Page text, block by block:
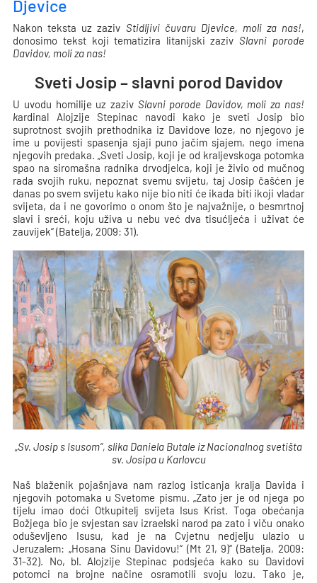
Djevice
Nakon teksta uz zaziv Stidljivi čuvaru Djevice, moli za nas!,
donosimo tekst koji tematizira litanijski zazivSlavni porode
Davidov, moli za nas!
Sveti Josip – slavni porod Davidov
U uvodu homilije uz zaziv Slavni porode Davidov, moli za nas!
kardinal Alojzije Stepinac navodi kako je sveti Josip bio
suprotnost svojih prethodnika iz Davidove loze, no njegovo je
ime u povijesti spasenja sjaji puno jačim sjajem, nego imena
njegovih predaka. „Sveti Josip, koji je od kraljevskoga potomka
spao na siromašna radnika drvodjelca, koji je živio od mučnog
rada svojih ruku, nepoznat svemu svijetu, taj Josip čašćen je
danas po svem svijetu kako nije bio niti će ikada biti ikoji vladar
svijeta, da i ne govorimo o onom što je najvažnije, o besmrtnoj
slavi i sreći, koju uživa u nebu već dva tisućljeća i uživat će
zauvijek“ (Batelja, 2009: 31).
„Sv. Josip s Isusom“, slika Daniela Butale iz Nacionalnog svetišta
sv. Josipa u Karlovcu
Naš blaženik pojašnjava nam razlog isticanja kralja Davida i
njegovih potomaka u Svetome pismu. „Zato jer je od njega po
tijelu imao doći Otkupitelj svijeta Isus Krist. Toga obećanja
Božjega bio je svjestan sav izraelski narod pa zato i viču onako
oduševljeno Isusu, kad je na Cvjetnu nedjelju ulazio u
Jeruzalem: „Hosana Sinu Davidovu!“ (Mt 21, 9)“ (Batelja, 2009:
31-32). No, bl. Alojzije Stepinac podsjeća kako su Davidovi
potomci na brojne načine osramotili svoju lozu. Tako je,